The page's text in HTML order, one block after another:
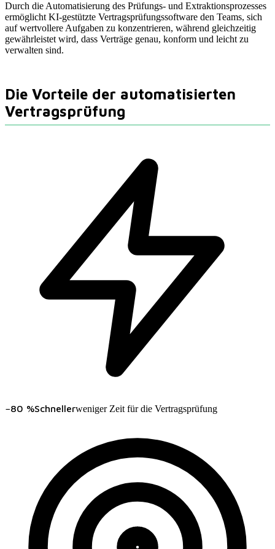
Durch die Automatisierung des Prüfungs- und Extraktionsprozesses
ermöglicht KI-gestützte Vertragsprüfungssoftware den Teams, sich
auf wertvollere Aufgaben zu konzentrieren, während gleichzeitig
gewährleistet wird, dass Verträge genau, konform und leicht zu
verwalten sind.
Die Vorteile der automatisierten
Vertragsprüfung
−80 %Schnellerweniger Zeit für die Vertragsprüfung